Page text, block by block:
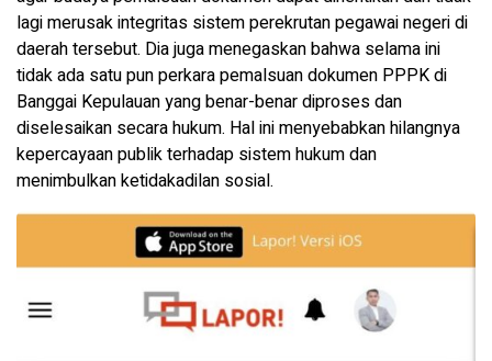
lagi merusak integritas sistem perekrutan pegawai negeri di
daerah tersebut. Dia juga menegaskan bahwa selama ini
tidak ada satu pun perkara pemalsuan dokumen PPPK di
Banggai Kepulauan yang benar-benar diproses dan
diselesaikan secara hukum. Hal ini menyebabkan hilangnya
kepercayaan publik terhadap sistem hukum dan
menimbulkan ketidakadilan sosial.